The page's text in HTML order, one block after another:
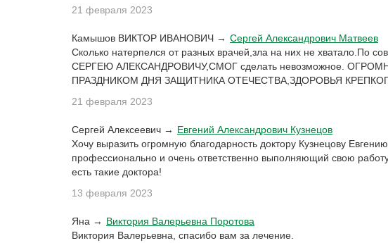
21 февраля 2023
Камышов ВИКТОР ИВАНОВИЧ → Сергей Александрович Матвеев
Сколько натерпелся от разных врачей,зла на них не хватало.По
СЕРГЕЮ АЛЕКСАНДРОВИЧУ,СМОГ сделать невозможное.
ПРАЗДНИКОМ ДНЯ ЗАЩИТНИКА ОТЕЧЕСТВА,ЗДОРОВЬЯ
21 февраля 2023
Сергей Алексеевич → Евгений Александрович Кузнецов
Хочу выразить огромную благодарность доктору Кузнецову
профессионально и очень ответственно выполняющий свою
есть такие доктора!
13 февраля 2023
Яна → Виктория Валерьевна Поротова
Виктория Валерьевна, спасибо вам за лечение.